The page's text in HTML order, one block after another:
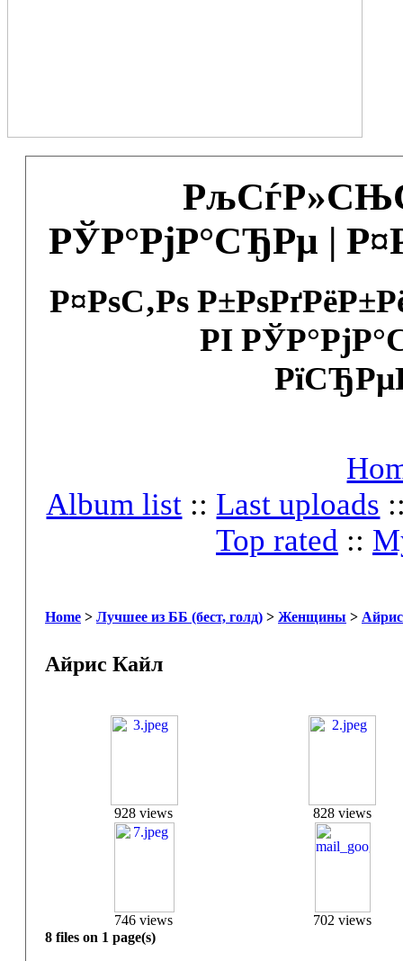
РЎР°РјР°СЂРµ |
Р¤РѕС‚Рѕ
РІ
Album list :: Last uploads
Top rated ::
Home > Лучшее из ББ (бест, голд) > Женщины >
Айрис Кайл
928 views 828 views
746 views
702 views
8 files on 1 page(s)